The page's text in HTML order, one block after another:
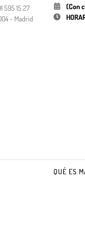
595 15 27
- Madrid
(Con
QUÉ ES